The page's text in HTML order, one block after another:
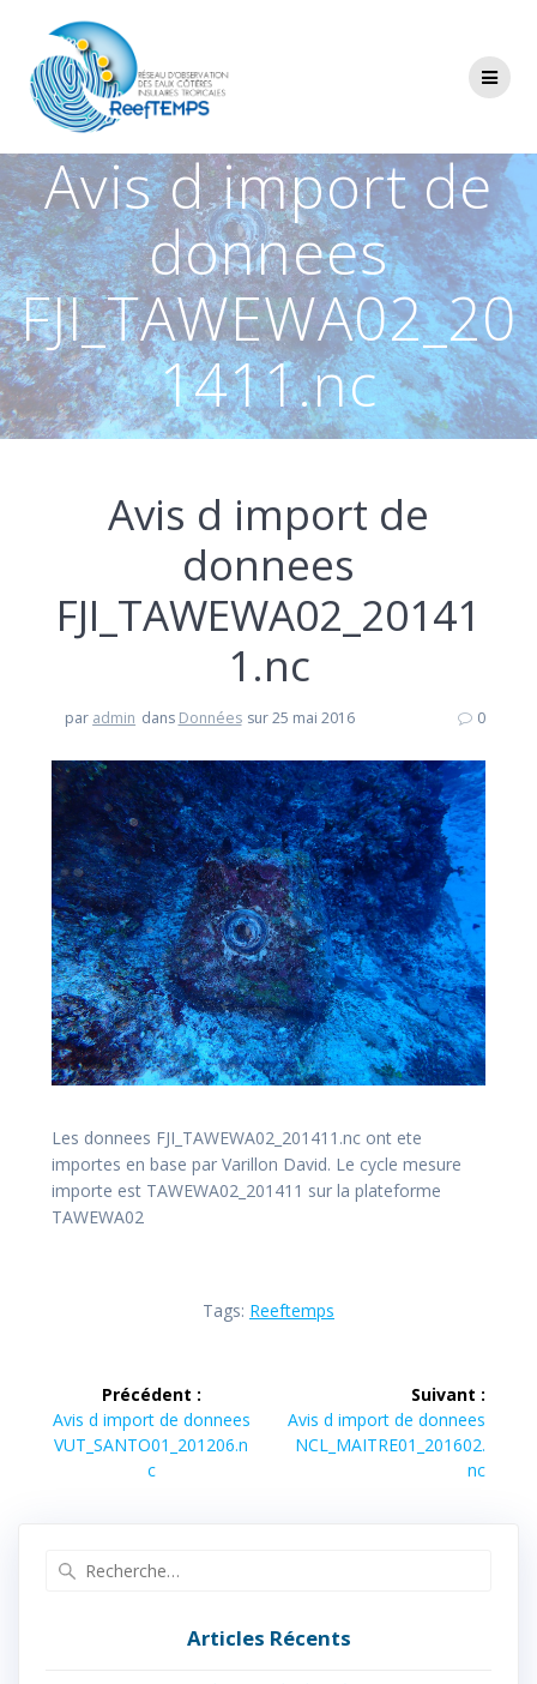
Avis d import de
donnees
FJI_TAWEWA02_20
1411.nc
Avis d import de
donnees
FJI_TAWEWA02_20141
1.nc
par admin dans Données sur 25 mai 2016 0
Les donnees FJI_TAWEWA02_201411.nc ont ete
importes en base par Varillon David. Le cycle mesure
importe est TAWEWA02_201411 sur la plateforme
TAWEWA02
Tags: Reeftemps
Navigation
de
l’article
Précédent :
Article
précédent :
Avis d import de donnees
VUT_SANTO01_201206.n
c
Suivant :
Article
suivant :
Avis d import de donnees
NCL_MAITRE01_201602.
nc
Articles Récents